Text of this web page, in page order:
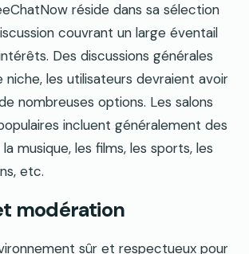
réside dans sa sélection
couvrant un large éventail
Des discussions générales
niche, les utilisateurs devraient avoir
nombreuses options. Les salons
incluent généralement des
musique, les films, les sports, les
etc.
modération
sûr et respectueux pour